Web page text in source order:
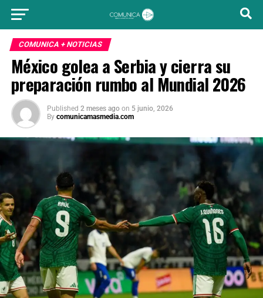
COMUNICA + NOTICIAS
México golea a Serbia y cierra su
preparación rumbo al Mundial 2026
Published 2 meses ago on 5 junio, 2026
By comunicamasmedia.com